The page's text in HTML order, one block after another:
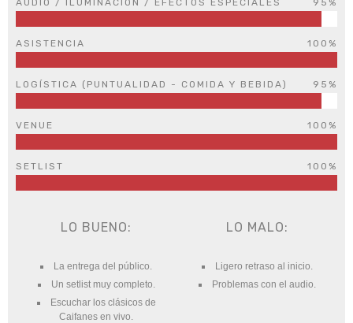
ASISTENCIA 100%
LOGÍSTICA (PUNTUALIDAD - COMIDA Y BEBIDA) 95%
VENUE 100%
SETLIST 100%
LO BUENO:
La entrega del público.
Un setlist muy completo.
Escuchar los clásicos de
Caifanes en vivo.
LO MALO:
Ligero retraso al inicio.
Problemas con el audio.